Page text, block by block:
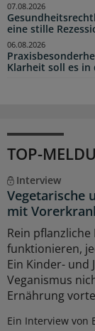
eine stille
07.08.2026
Klarheit soll es in
06.08.2026
TOP-
Interview
Vegetarische
mit
Rein
funktionieren,
Ein Kinder- und
Veganismus
Ernährung
Ein Interview von